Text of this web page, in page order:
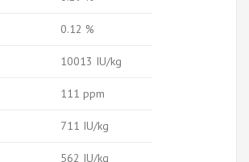
0.12 %
10013 IU/kg
111 ppm
711 IU/kg
562 IU/kg